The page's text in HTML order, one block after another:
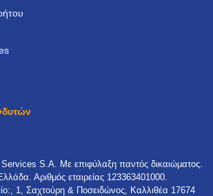
S.A. Με επιφύλαξη παντός δικαιώματος.
Αριθμός εταιρείας 123363401000.
1, Σαχτούρη & Ποσειδώνος, Καλλιθέα 17674